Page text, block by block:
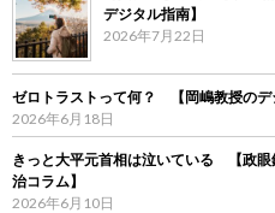
デジタル指南】
2026年7月22日
ゼロトラストって何？ 【岡嶋教授のデ
2026年6月18日
きっと大平元首相は泣いている 【政
治コラム】
2026年6月10日